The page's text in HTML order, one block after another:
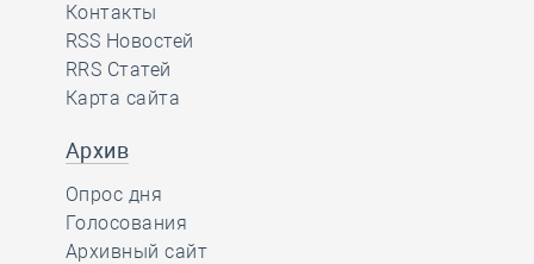
Контакты
RSS Новостей
RRS Статей
Карта сайта
Архив
Опрос дня
Голосования
Архивный сайт